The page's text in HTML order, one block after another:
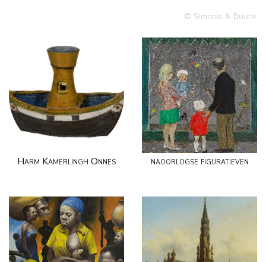
© Simonis & Buunk
Harm Kamerlingh Onnes naoorlogse figuratieven